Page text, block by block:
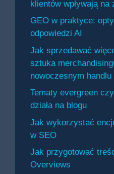
klientów wpływają
GEO w praktyce:
odpowiedzi AI
Jak sprzedawać
sztuka
nowoczesnym handlu
Tematy evergreen
działa na blogu
Jak wykorzystać
w SEO
Jak przygotować
Overviews